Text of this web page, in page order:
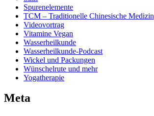
Spurenelemente
TCM – Traditionelle Chinesische Medizin
Videovortrag
Vitamine Vegan
Wasserheilkunde
Wasserheilkunde-Podcast
Wickel und Packungen
Wünschelrute und mehr
Yogatherapie
Meta